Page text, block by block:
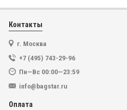
Контакты
г. Москва
+7 (495) 743-29-96
Пн—Вс 00:00—23:59
info@bagstar.ru
Оплата